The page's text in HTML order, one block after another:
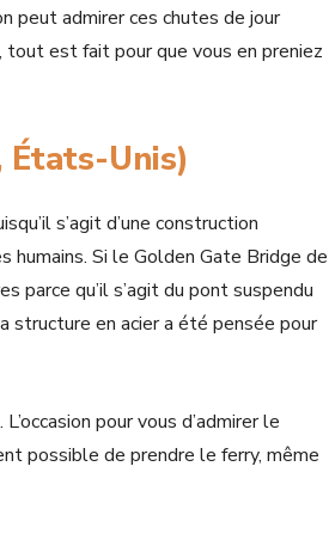
peut admirer ces chutes de jour
tout est fait pour que vous en preniez
États-Unis)
s’agit d’une construction
humains. Si le Golden Gate Bridge de
parce qu’il s’agit du pont suspendu
structure en acier a été pensée pour
pour vous d’admirer le
possible de prendre le ferry, même